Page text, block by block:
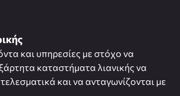
και υπηρεσίες με στόχο να
καταστήματα λιανικής να
και να ανταγωνίζονται με